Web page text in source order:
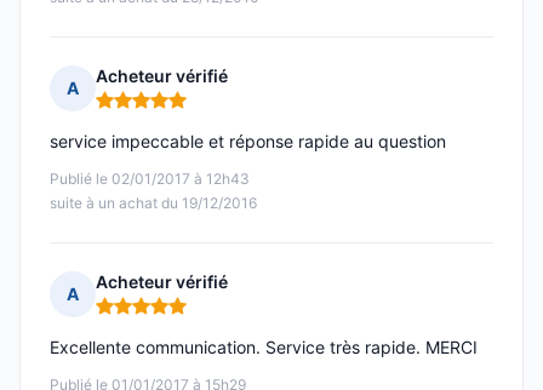
A
Acheteur vérifié
Note : 5 sur 5
Publié le 02/01/2017 à 12h43
suite à un achat du 19/12/2016
service impeccable et réponse rapide au question
A
Acheteur vérifié
Note : 5 sur 5
Publié le 01/01/2017 à 15h29
Excellente communication. Service très rapide. MERCI